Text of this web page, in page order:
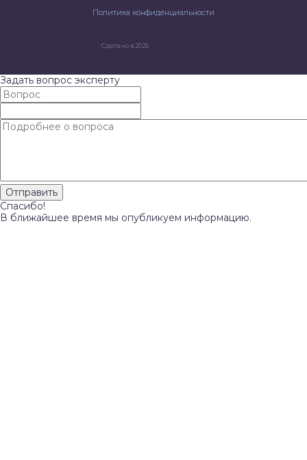
Политика конфиденциальности
Сделано в 2026
Задать вопрос эксперту
Спасибо!
В ближайшее время мы опубликуем информацию.